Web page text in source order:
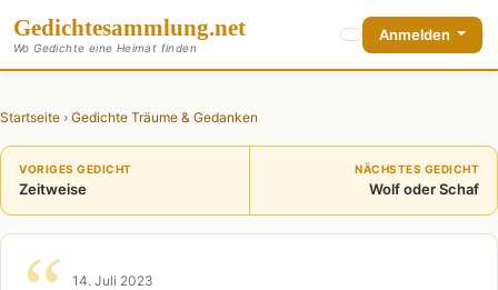
Gedichtesammlung.net
Wo Gedichte eine Heimat finden
Anmelden
Startseite › Gedichte Träume & Gedanken
VORIGES GEDICHT
Zeitweise
NÄCHSTES GEDICHT
Wolf oder Schaf
14. Juli 2023